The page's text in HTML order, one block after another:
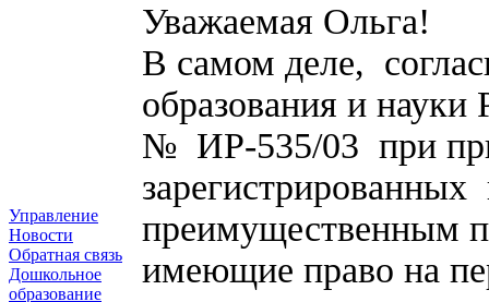
Управление
Новости
Обратная связь
Дошкольное
образование
Уважаемая Ольга!
В самом деле,
образования и
№ ИР-535/03 при
зарегистрированных
преимущественным
имеющие право на